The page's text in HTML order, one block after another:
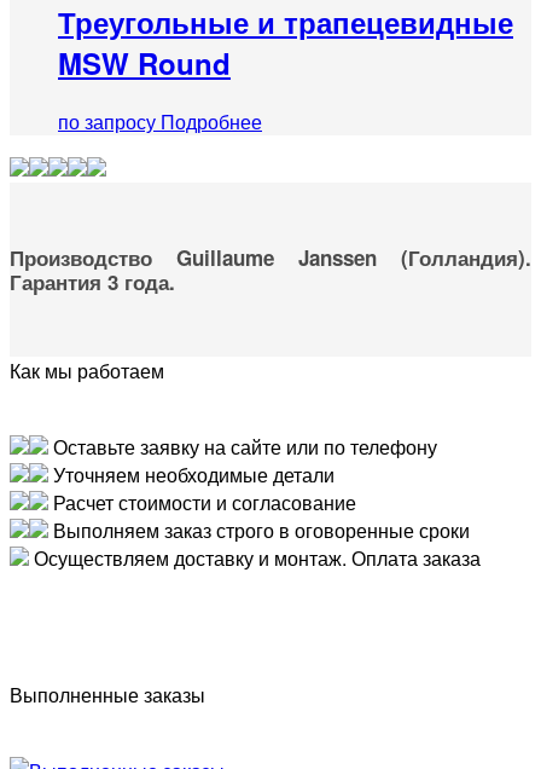
Треугольные и трапецевидные
MSW Round
по запросу Подробнее
Производство Guillaume Janssen (Голландия).
Гарантия 3 года.
Как мы работаем
Оставьте заявку на сайте или по телефону
Уточняем необходимые детали
Расчет стоимости и согласование
Выполняем заказ строго в оговоренные сроки
Осуществляем доставку и монтаж. Оплата заказа
Выполненные заказы